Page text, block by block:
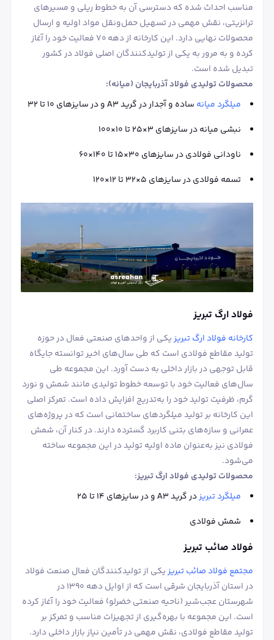
مناسب احداث شده که دسترسی آن به خطوط ریلی و مسیرهای
ترانزیتی، نقش مهمی در تسهیل حمل‌ونقل مواد اولیه و ارسال
محصولات نهایی دارد. این کارخانه از دهه ۷۰ فعالیت خود را آغاز
کرده و به مرور به یکی از تولیدکنندگان اصلی فولاد در کشور
تبدیل شده است.
محصولات تولیدی فولاد آذربایجان (میانه):
میلگرد میانه ساده و آجدار در گرید A3 و در سایزهای ۱۰ تا ۳۲
نبشی میانه در سایزهای ۳×۲۵ تا ۱۰×۱۰۰
ناودانی فولادی در سایزهای ۳۰×۱۵ تا ۱۴۰×۶۰
تسمه فولادی در سایزهای ۵×۳۲ تا ۱۲×۱۲۰
فولاد ارگ تبریز
کارخانه فولاد ارگ تبریزیکی از واحدهای صنعتی فعال در حوزه
تولید مقاطع فولادی است که طی سال‌های اخیر توانسته جایگاه
قابل توجهی در بازار داخلی به دست آورد. این مجموعه طی
سال‌های فعالیت خود با توسعه خطوط تولیدی مانند شمش و نورد
گرم، ظرفیت تولید خود را به‌تدریج افزایش داده است. تمرکز اصلی
این کارخانه بر تولید میلگردهای ساختمانی است که در پروژه‌های
عمرانی و سازه‌های بتنی کاربرد گسترده دارند. در کنار آن، شمش
فولادی نیز به‌عنوان ماده اولیه تولید در این مجموعه ساخته
می‌شود.
محصولات تولیدی فولاد ارگ تبریز:
میلگرد تبریزدر گرید A3 و در سایزهای ۱۴ تا ۲۵
شمش فولادی
فولاد صائب تبریز
مجتمع فولاد صائب تبریزیکی از تولیدکنندگان فعال صنعت فولاد
در استان آذربایجان شرقی است که از اوایل دهه ۱۳۹۰ در
شهرستان عجب‌شیر (ناحیه صنعتی خضرلو) فعالیت خود را آغاز کرده
است. این مجموعه با بهره‌گیری از تجهیزات مناسب و تمرکز بر
تولید مقاطع فولادی، نقش مهمی در تأمین نیاز بازار داخلی دارد.